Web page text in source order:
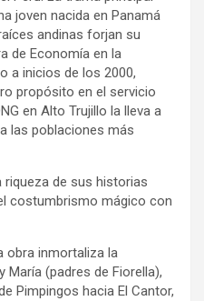
joven nacida en Panamá
andinas forjan su
de Economía en la
a inicios de los 2000,
propósito en el servicio
en Alto Trujillo la lleva a
las poblaciones más
riqueza de sus historias
costumbrismo mágico con
obra inmortaliza la
(padres de Fiorella),
Pimpingos hacia El Cantor,